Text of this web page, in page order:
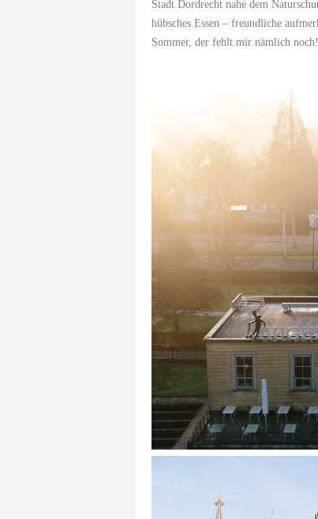
Stadt Dordrecht nahe dem
hübsches Essen – freundliche
Sommer, der fehlt mir nämlich noch!